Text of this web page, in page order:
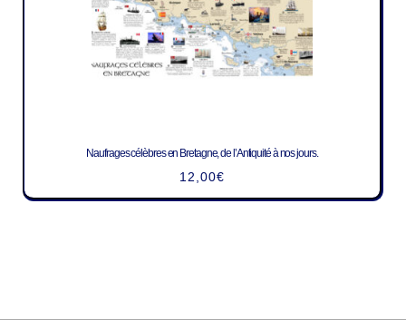
Naufrages célèbres en Bretagne, de l’Antiquité à nos jours.
12,00€